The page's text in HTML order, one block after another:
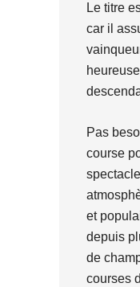
Le titre
car il
Pas
course
et
depuis
de
courses